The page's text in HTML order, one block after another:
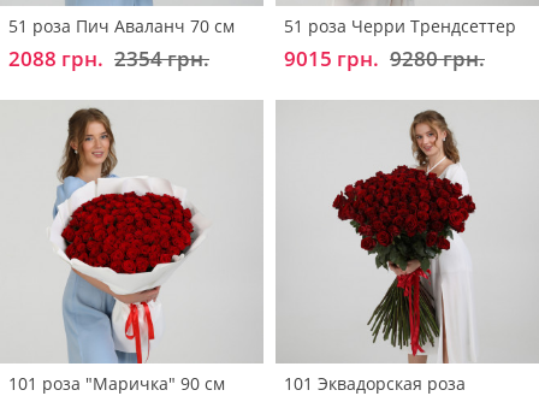
51 роза Пич Аваланч 70 см
2088 грн. 2354 грн.
51 роза Черри Трендсеттер
9015 грн. 9280 грн.
101 роза "Маричка" 90 см
101 Эквадорская роза